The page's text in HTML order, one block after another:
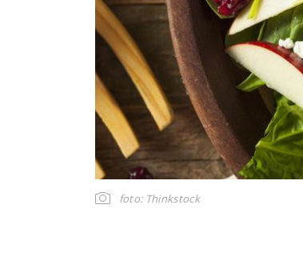
foto: Thinkstock